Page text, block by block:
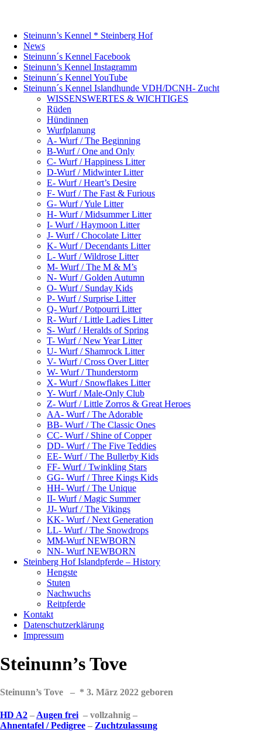
Steinunn’s Kennel * Steinberg Hof
News
Steinunn´s Kennel Facebook
Steinunn’s Kennel Instagramm
Steinunn´s Kennel YouTube
Steinunn´s Kennel Islandhunde VDH/DCNH- Zucht
WISSENSWERTES & WICHTIGES
Rüden
Hündinnen
Wurfplanung
A- Wurf / The Beginning
B-Wurf / One and Only
C- Wurf / Happiness Litter
D-Wurf / Midwinter Litter
E- Wurf / Heart’s Desire
F- Wurf / The Fast & Furious
G- Wurf / Yule Litter
H- Wurf / Midsummer Litter
I- Wurf / Haymoon Litter
J- Wurf / Chocolate Litter
K- Wurf / Decendants Litter
L- Wurf / Wildrose Litter
M- Wurf / The M & M’s
N- Wurf / Golden Autumn
O- Wurf / Sunday Kids
P- Wurf / Surprise Litter
Q- Wurf / Potpourri Litter
R- Wurf / Little Ladies Litter
S- Wurf / Heralds of Spring
T- Wurf / New Year Litter
U- Wurf / Shamrock Litter
V- Wurf / Cross Over Litter
W- Wurf / Thunderstorm
X- Wurf / Snowflakes Litter
Y- Wurf / Male-Only Club
Z- Wurf / Little Zorros & Great Heroes
AA- Wurf / The Adorable
BB- Wurf / The Classic Ones
CC- Wurf / Shine of Copper
DD- Wurf / The Five Teddies
EE- Wurf / The Bullerby Kids
FF- Wurf / Twinkling Stars
GG- Wurf / Three Kings Kids
HH- Wurf / The Unique
II- Wurf / Magic Summer
JJ- Wurf / The Vikings
KK- Wurf / Next Generation
LL- Wurf / The Snowdrops
MM-Wurf NEWBORN
NN- Wurf NEWBORN
Steinberg Hof Islandpferde – History
Hengste
Stuten
Nachwuchs
Reitpferde
Kontakt
Datenschutzerklärung
Impressum
Steinunn’s Tove
Steinunn’s Tove – * 3. März 2022 geboren
HD A2 – Augen frei – vollzahnig –
Ahnentafel / Pedigree – Zuchtzulassung